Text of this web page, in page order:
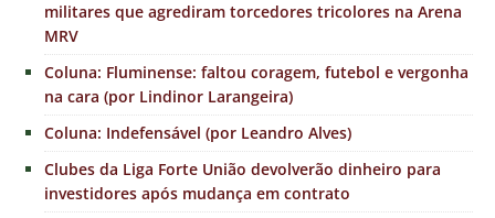
militares que agrediram torcedores tricolores na Arena
MRV
Coluna: Fluminense: faltou coragem, futebol e vergonha
na cara (por Lindinor Larangeira)
Coluna: Indefensável (por Leandro Alves)
Clubes da Liga Forte União devolverão dinheiro para
investidores após mudança em contrato